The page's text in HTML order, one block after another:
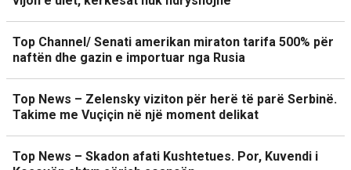
Top Channel/ Senati amerikan miraton tarifa 500% për
naftën dhe gazin e importuar nga Rusia
Top News – Zelensky viziton për herë të parë Serbinë.
Takime me Vuçiçin në një moment delikat
Top News – Skadon afati Kushtetues. Por, Kuvendi i